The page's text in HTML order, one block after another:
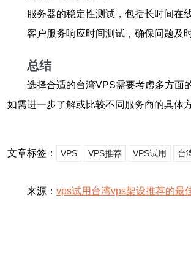
服务器的稳定性测试，包括长时间在
客户服务响应时间测试，确保问题及
总结
选择合适的台湾VPS需要考虑多方面
如需进一步了解或比较不同服务商的具体
文章标签： VPS VPS推荐 VPS试用 台
来源： vps试用台湾vps架设推荐的最